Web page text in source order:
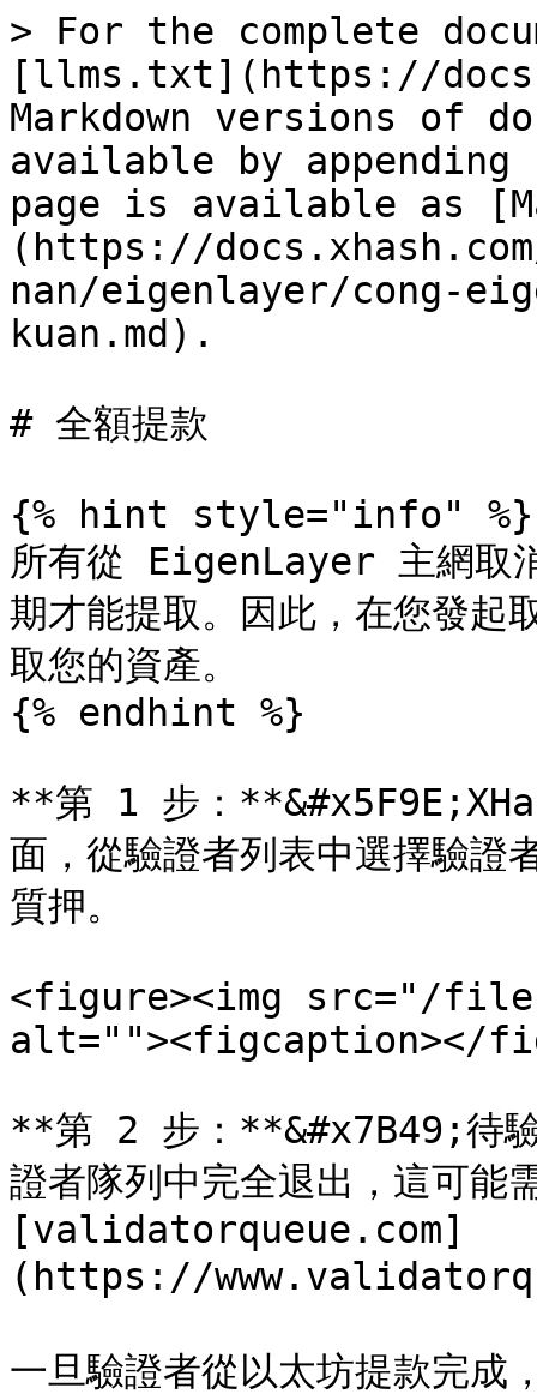
> For the complete
[llms.txt](https://
Markdown versions of
available by
page is available as
(https://
nan/eigenlayer/cong-
kuan.md).
# 全額提款
{% hint style="info" %}
所有從 EigenLayer 主網取
期才能提取。因此，在您發
取您的資產。
{% endhint %}
**第 1 步：
面，從驗證者列表中選擇驗證
質押。
<figure><img src="/files/
alt=""><figcaption></
**第 2 步：**&#x7B49;待驗
證者隊列中完全退出，這可能
[validatorqueue.com]
(https://
一旦驗證者從以太坊提款完成